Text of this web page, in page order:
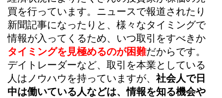
買を行っています。ニュースで報道されたり
新聞記事になったりと、様々なタイミングで
情報が入ってくるため、いつ取引をすべきか
タイミングを見極めるのが困難だからです。
デイトレーダーなど、取引を本業としている
人はノウハウを持っていますが、 社会人で日
中は働いている人などは、情報を知る機会や